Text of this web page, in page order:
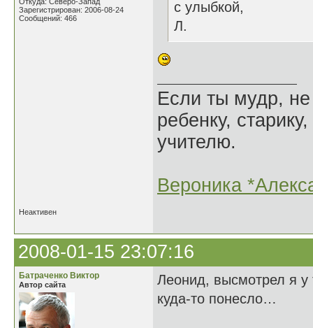
Зарегистрирован: 2006-08-24
Сообщений: 466
с улыбкой,
Л.
Если ты мудр, не
ребенку,
учителю.
Вероника
Неактивен
2008-01-15 23:07:16
Батраченко Виктор
Автор сайта
Леонид, высмотрел я
куда-то понесло…